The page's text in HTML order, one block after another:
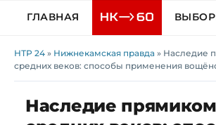
ГЛАВНАЯ
НТР 24 » Нижнекамская правда » Наследие
средних веков: способы применения
Наследие